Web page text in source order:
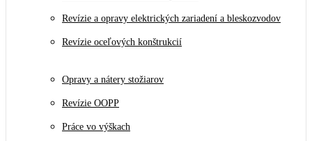
Revízie a opravy elektrických zariadení a bleskozvodov
Revízie oceľových konštrukcií
Opravy a nátery stožiarov
Revízie OOPP
Práce vo výškach